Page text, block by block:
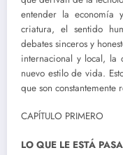
entender la
criatura, el sentido
debates sinceros y
internacional y local, la
nuevo estilo de vida.
que son constantemente
CAPÍTULO PRIMERO
LO QUE LE ESTÁ